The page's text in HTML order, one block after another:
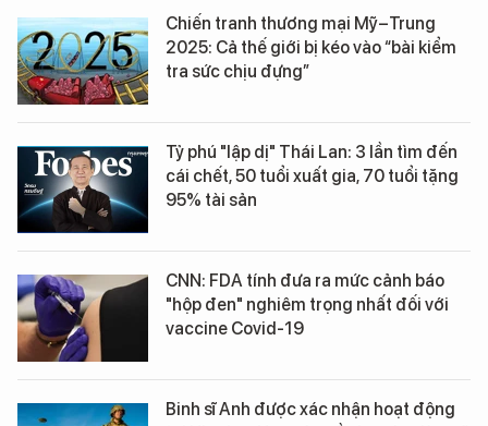
Chiến tranh thương mại Mỹ–Trung
2025: Cả thế giới bị kéo vào “bài kiểm
tra sức chịu đựng”
Tỷ phú "lập dị" Thái Lan: 3 lần tìm đến
cái chết, 50 tuổi xuất gia, 70 tuổi tặng
95% tài sản
CNN: FDA tính đưa ra mức cảnh báo
"hộp đen" nghiêm trọng nhất đối với
vaccine Covid-19
Binh sĩ Anh được xác nhận hoạt động